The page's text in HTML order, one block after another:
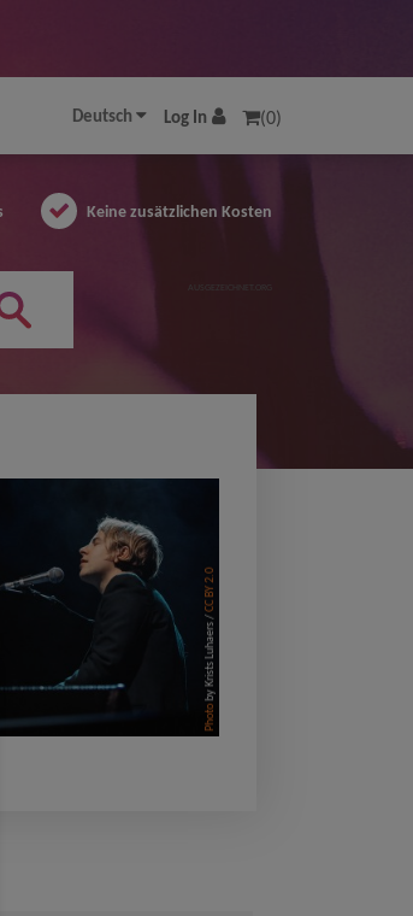
Deutsch Log In (0)
Keine zusätzlichen Kosten
Photo
by Krists Luhaers /
CC BY 2.0